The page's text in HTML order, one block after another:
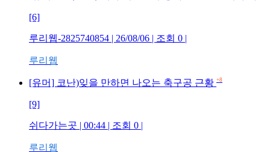
[6]
루리웹-2825740854 | 26/08/06 | 조회 0 |
루리웹
[유머] 코난)잊을 만하면 나오는 축구공 근황 +8
[9]
쉬다가는곳 | 00:44 | 조회 0 |
루리웹